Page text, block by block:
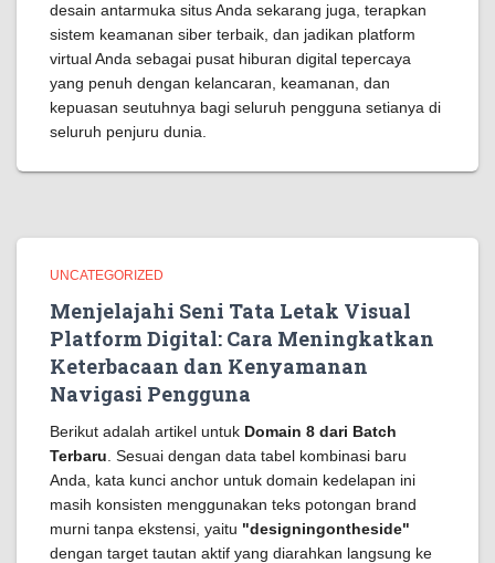
desain antarmuka situs Anda sekarang juga, terapkan
sistem keamanan siber terbaik, dan jadikan platform
virtual Anda sebagai pusat hiburan digital tepercaya
yang penuh dengan kelancaran, keamanan, dan
kepuasan seutuhnya bagi seluruh pengguna setianya di
seluruh penjuru dunia.
UNCATEGORIZED
Menjelajahi Seni Tata Letak Visual
Platform Digital: Cara Meningkatkan
Keterbacaan dan Kenyamanan
Navigasi Pengguna
Berikut adalah artikel untuk Domain 8 dari Batch
Terbaru . Sesuai dengan data tabel kombinasi baru
Anda, kata kunci anchor untuk domain kedelapan ini
masih konsisten menggunakan teks potongan brand
murni tanpa ekstensi, yaitu "designingontheside"
dengan target tautan aktif yang diarahkan langsung ke